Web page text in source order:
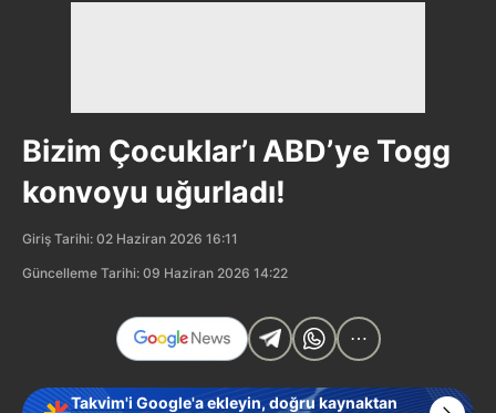
Bizim Çocuklar’ı ABD’ye Togg
konvoyu uğurladı!
Giriş Tarihi: 02 Haziran 2026 16:11
Güncelleme Tarihi: 09 Haziran 2026 14:22
Takvim'i Google'a ekleyin, doğru kaynaktan